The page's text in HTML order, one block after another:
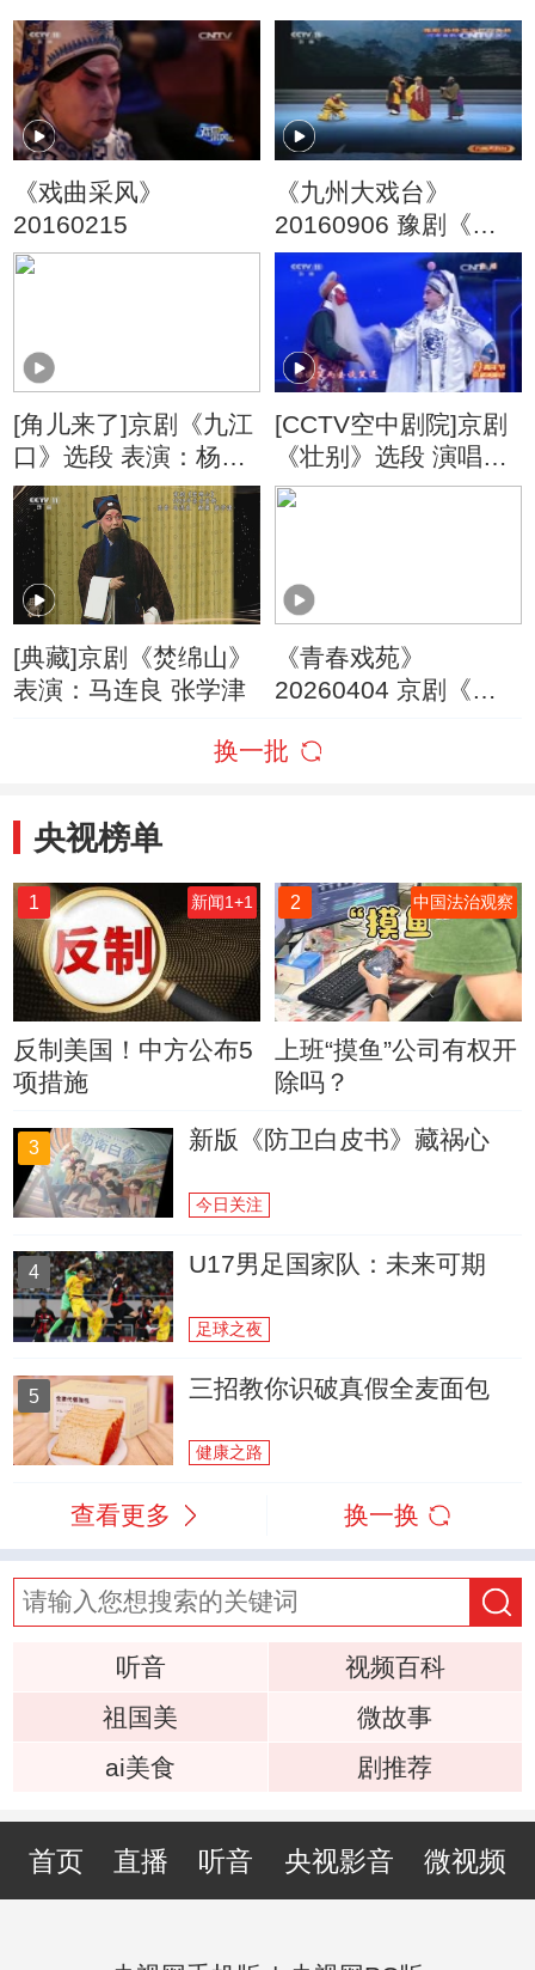
《戏曲采风》
20160215
《九州大戏台》
20160906 豫剧《孙
悟空三打白骨精》
[角儿来了]京剧《九江
口》选段 表演：杨赤
江其虎
[CCTV空中剧院]京剧
《壮别》选段 演唱
者：焦鹏飞 李小培
[典藏]京剧《焚绵山》
表演：马连良 张学津
《青春戏苑》
20260404 京剧《焚
换一批
央视榜单
1 新闻1+1
反制美国！中方公布5
项措施
2 中国法治观察
上班“摸鱼”公司有权开
除吗？
3 新版《防卫白皮书》藏祸心
今日关注
4 U17男足国家队：未来可期
足球之夜
5 三招教你识破真假全麦面包
健康之路
查看更多 换一换
听音
视频百科
祖国美
微故事
ai美食
剧推荐
首页 直播 听音 央视影音 微视频